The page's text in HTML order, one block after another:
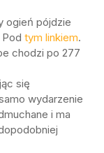
ogień pójdzie
tym linkiem.
chodzi po 277
się
wydarzenie
i ma